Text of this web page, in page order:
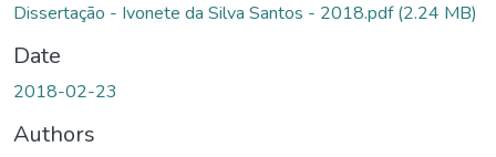
Dissertação - Ivonete da Silva Santos - 2018.pdf(2.24 MB)
Date
2018-02-23
Authors